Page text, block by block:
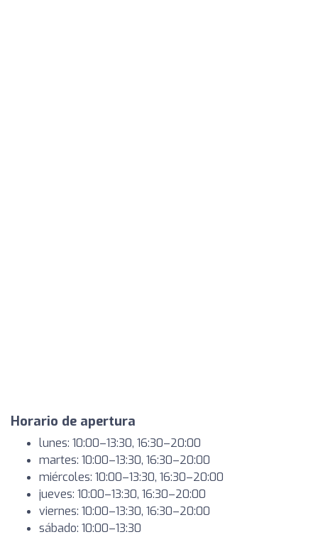
Horario de apertura
lunes: 10:00–13:30, 16:30–20:00
martes: 10:00–13:30, 16:30–20:00
miércoles: 10:00–13:30, 16:30–20:00
jueves: 10:00–13:30, 16:30–20:00
viernes: 10:00–13:30, 16:30–20:00
sábado: 10:00–13:30